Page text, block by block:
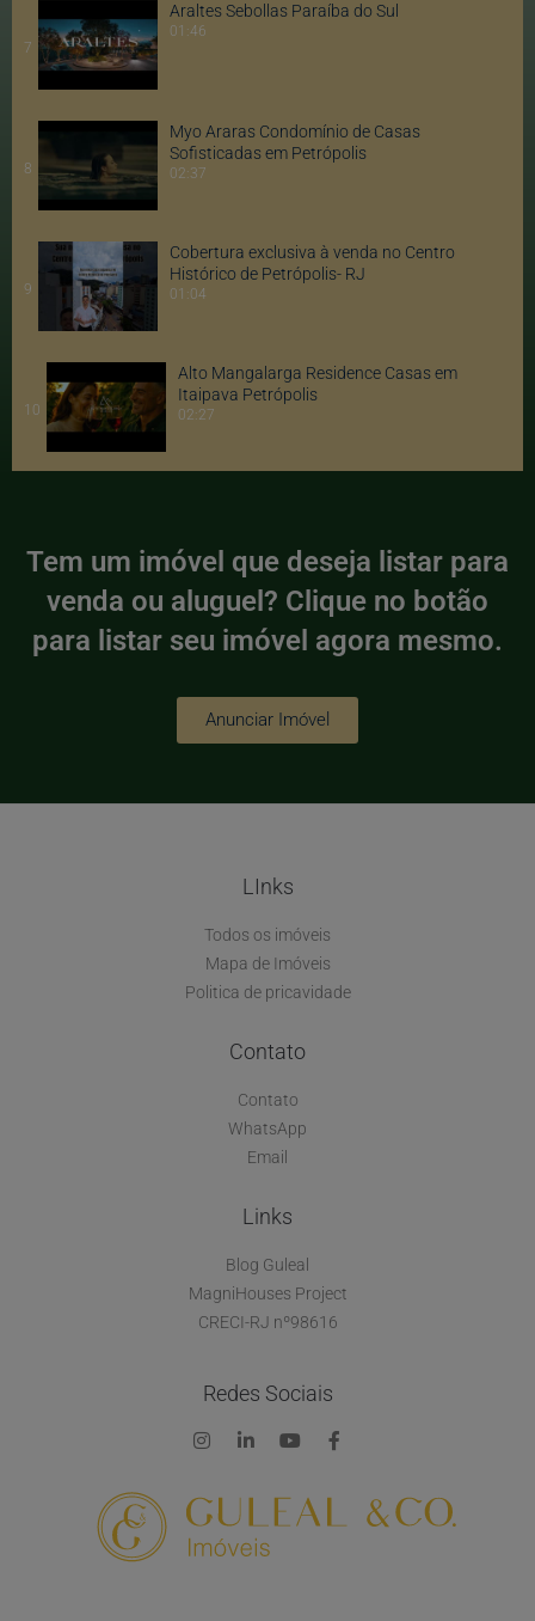
7
Araltes Sebollas Paraíba do Sul
01:46
8
Myo Araras Condomínio de Casas
Sofisticadas em Petrópolis
02:37
9
Cobertura exclusiva à venda no Centro
Histórico de Petrópolis- RJ
01:04
10
Alto Mangalarga Residence Casas em
Itaipava Petrópolis
02:27
Tem um imóvel que deseja listar para
venda ou aluguel? Clique no botão
para listar seu imóvel agora mesmo.
Anunciar Imóvel
LInks
Todos os imóveis
Mapa de Imóveis
Politica de pricavidade
Contato
Contato
WhatsApp
Email
Links
Blog Guleal
MagniHouses Project
CRECI-RJ nº98616
Redes Sociais